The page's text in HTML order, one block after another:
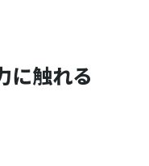
に触れる